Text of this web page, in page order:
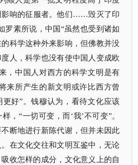
影响的征服者。他们……毁灭了印
罗素所说，中国“虽然也受到诸如
科学这种外来影响，但佛教并没
人，科学也没有使中国人变成欧
，中国人对西方的科学文明是有
来所产生的新文明或许比西方曾
好”。钱穆认为，看待文化应该
，“一切可变，而‘我’不可变”。
断地进行新陈代谢，但并未因此
在文化交往和文明互鉴中，无论
收怎样的成分，文化意义上的自